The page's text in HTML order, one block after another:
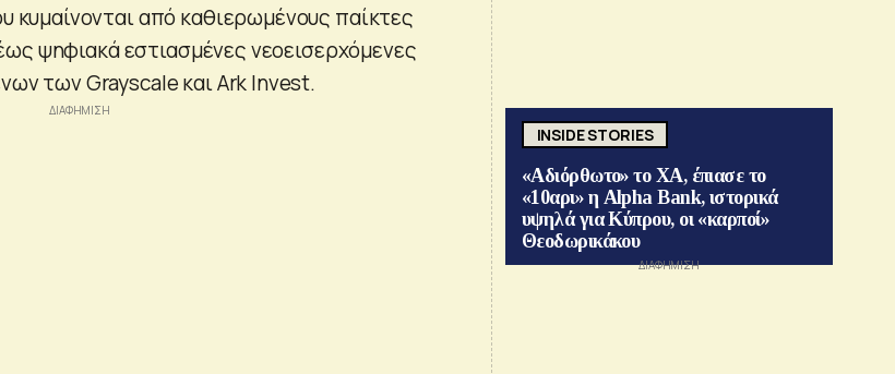
κυμαίνονται από καθιερωμένους παίκτες
ψηφιακά εστιασμένες νεοεισερχόμενες
των Grayscale και Ark Invest.
INSIDE STORIES
«Αδιόρθωτο» το ΧΑ, έπιασε το
«10αρι» η Alpha Bank, ιστορικά
υψηλά για Κύπρου, οι «καρποί»
Θεοδωρικάκου